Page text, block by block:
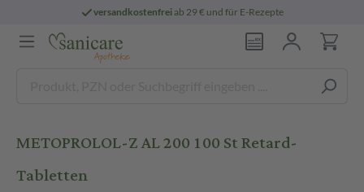
versandkostenfreiab 29 € und für E-Rezepte
METOPROLOL-Z AL 200 100 St Retard-
Tabletten